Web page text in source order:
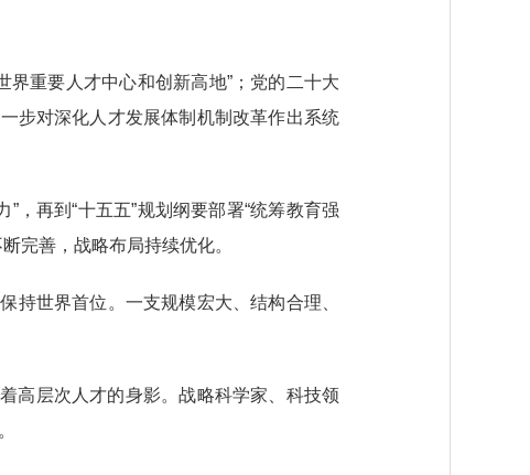
重要人才中心和创新高地”；党的二十大
步对深化人才发展体制机制改革作出系统
，再到“十五五”规划纲要部署“统筹教育强
完善，战略布局持续优化。
世界首位。一支规模宏大、结构合理、
高层次人才的身影。战略科学家、科技领